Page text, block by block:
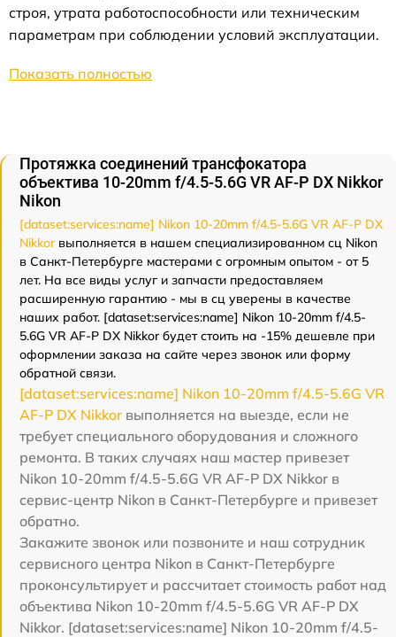
строя, утрата работоспособности или техническим
параметрам при соблюдении условий эксплуатации.
Показать полностью
Протяжка соединений трансфокатора
объектива 10-20mm f/4.5-5.6G VR AF-P DX Nikkor
Nikon
[dataset:services:name] Nikon 10-20mm f/4.5-5.6G VR AF-P DX
Nikkorвыполняется в нашем специализированном сц Nikon
в Санкт-Петербурге мастерами с огромным опытом - от 5
лет. На все виды услуг и запчасти предоставляем
расширенную гарантию - мы в сц уверены в качестве
наших работ. [dataset:services:name] Nikon 10-20mm f/4.5-
5.6G VR AF-P DX Nikkor будет стоить на -15% дешевле при
оформлении заказа на сайте через звонок или форму
обратной связи.
[dataset:services:name] Nikon 10-20mm f/4.5-5.6G VR
AF-P DX Nikkor выполняется на выезде, если не
требует специального оборудования и сложного
ремонта. В таких случаях наш мастер привезет
Nikon 10-20mm f/4.5-5.6G VR AF-P DX Nikkor в
сервис-центр Nikon в Санкт-Петербурге и привезет
обратно.
Закажите звонок или позвоните и наш сотрудник
сервисного центра Nikon в Санкт-Петербурге
проконсультирует и рассчитает стоимость работ над
объектива Nikon 10-20mm f/4.5-5.6G VR AF-P DX
Nikkor. [dataset:services:name] Nikon 10-20mm f/4.5-